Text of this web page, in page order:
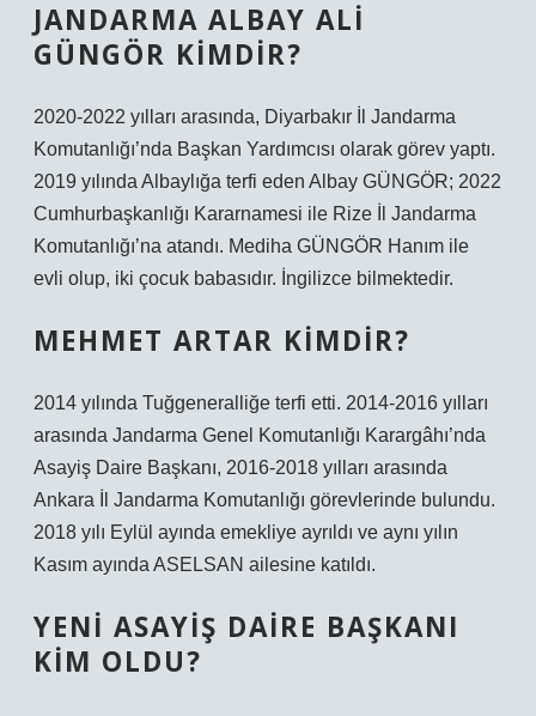
JANDARMA ALBAY ALI
GÜNGÖR KIMDIR?
2020-2022 yılları arasında, Diyarbakır İl Jandarma
Komutanlığı’nda Başkan Yardımcısı olarak görev yaptı.
2019 yılında Albaylığa terfi eden Albay GÜNGÖR; 2022
Cumhurbaşkanlığı Kararnamesi ile Rize İl Jandarma
Komutanlığı’na atandı. Mediha GÜNGÖR Hanım ile
evli olup, iki çocuk babasıdır. İngilizce bilmektedir.
MEHMET ARTAR KIMDIR?
2014 yılında Tuğgeneralliğe terfi etti. 2014-2016 yılları
arasında Jandarma Genel Komutanlığı Karargâhı’nda
Asayiş Daire Başkanı, 2016-2018 yılları arasında
Ankara İl Jandarma Komutanlığı görevlerinde bulundu.
2018 yılı Eylül ayında emekliye ayrıldı ve aynı yılın
Kasım ayında ASELSAN ailesine katıldı.
YENI ASAYIŞ DAIRE BAŞKANI
KIM OLDU?